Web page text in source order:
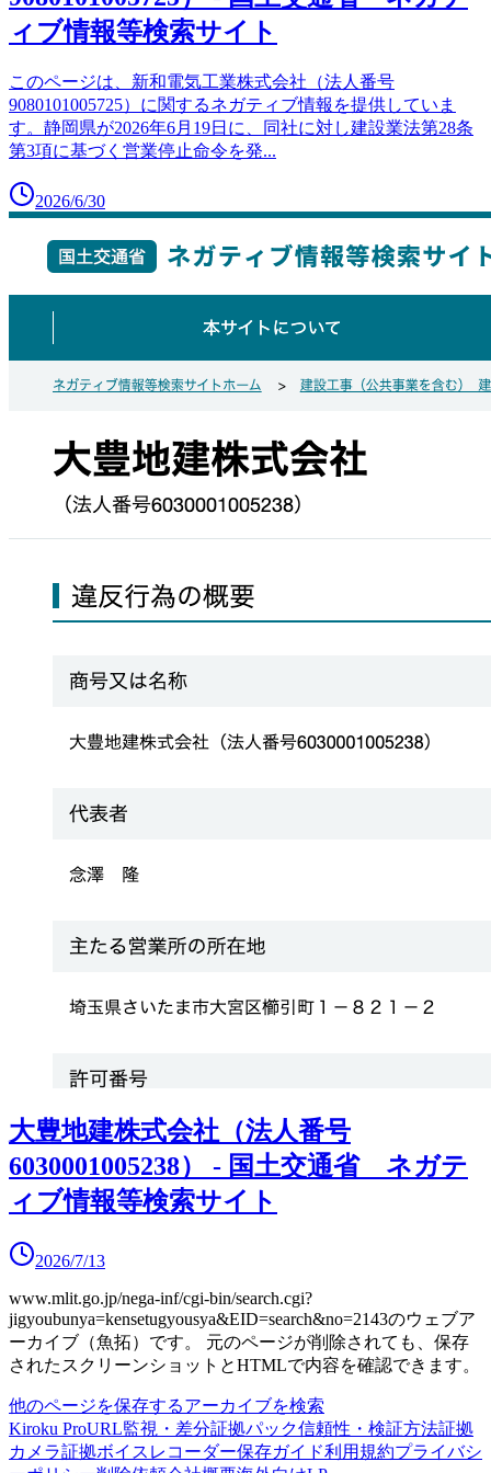
ィブ情報等検索サイト
このページは、新和電気工業株式会社（法人番号
9080101005725）に関するネガティブ情報を提供していま
す。静岡県が2026年6月19日に、同社に対し建設業法第28条
第3項に基づく営業停止命令を発...
2026/6/30
大豊地建株式会社（法人番号
6030001005238） - 国土交通省 ネガテ
ィブ情報等検索サイト
2026/7/13
www.mlit.go.jp/nega-inf/cgi-bin/search.cgi?
jigyoubunya=kensetugyousya&EID=search&no=2143のウェブア
ーカイブ（魚拓）です。
元のページが削除されても、保存
されたスクリーンショットとHTMLで内容を確認できます。
他のページを保存するアーカイブを検索
Kiroku ProURL監視・差分証拠パック信頼性・検証方法証拠
カメラ証拠ボイスレコーダー保存ガイド利用規約プライバシ